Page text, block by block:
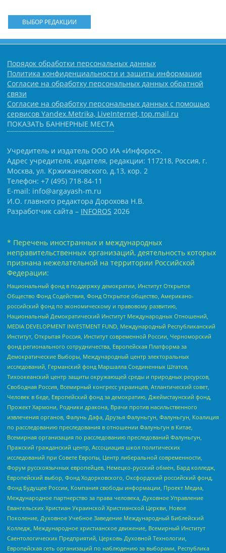
ВЫБОР РЕДАКЦИИ
Порядок обработки персональных данных
Политика конфиденциальности и защиты информации
Согласие на обработку персональных данных обратной
связи
Согласие на обработку персональных данных с помощью
сервисов Yandex.Metrika, LiveInternet, top.mail.ru
ПОКАЗАТЬ БАННЕРНЫЕ МЕСТА
Учредитель и издатель ООО ИА «Инфорос».
Адрес учредителя, издателя, редакции: 117218, Россия, г.
Москва, ул. Кржижановского, д.13, кор. 2
Телефон: +7 (495) 718-84-11
E-mail: info@argayash-m.ru
И.О. главного редактора Дорохова Н.В.
Разработчик сайта – INFOROS 2026
* Перечень иностранных и международных
неправительственных организаций, деятельность которых
признана нежелательной на территории Российской
Федерации:
Национальный фонд в поддержку демократии, Институт Открытое
Общество Фонд Содействия, Фонд Открытое общество, Американо-
российский фонд по экономическому и правовому развитию,
Национальный Демократический Институт Международных Отношений,
MEDIA DEVELOPMENT INVESTMENT FUND, Международный Республиканский
Институт, Открытая Россия, Институт современной России, Черноморский
фонд регионального сотрудничества, Европейская Платформа за
Демократические Выборы, Международный центр электоральных
исследований, Германский фонд Маршалла Соединенных Штатов,
Тихоокеанский центр защиты окружающей среды и природных ресурсов,
Свободная Россия, Всемирный конгресс украинцев, Атлантический совет,
Человек в беде, Европейский фонд за демократию, Джеймстаунский фонд,
Прожект Хармони, Родники дракона, Врачи против насильственного
извлечения органов, Фалунь Дафа, Друзья Фалуньгун, Фалуньгун, Коалиция
по расследованию преследования в отношении Фалуньгун в Китае,
Всемирная организация по расследованию преследований Фалуньгун,
Пражский гражданский центр, Ассоциация школ политических
исследований при Совете Европы, Центр либеральной современности,
Форум русскоязычных европейцев, Немецко-русский обмен, Бард колледж,
Европейский выбор, Фонд Ходорковского, Оксфордский российский фонд,
Фонд Будущее России, Компания свободы информации, Проект Медиа,
Международное партнерство за права человека, Духовное Управление
Евангельских Христиан Украинской Христианской Церкви, Новое
Поколение, Духовное Учебное Заведение Международный Библейский
Колледж, Международное христианское движение, Всемирный Институт
Саентологических Предприятий, Церковь Духовной Технологии,
Европейская сеть организаций по наблюдению за выборами, Республика